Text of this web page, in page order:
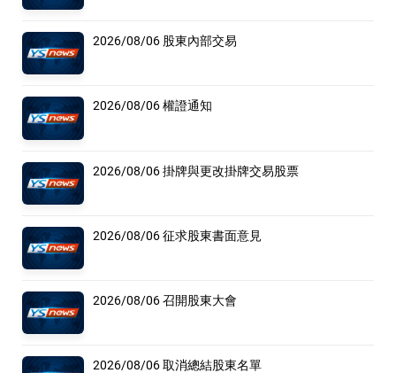
2026/08/06 股東內部交易
2026/08/06 權證通知
2026/08/06 掛牌與更改掛牌交易股票
2026/08/06 征求股東書面意見
2026/08/06 召開股東大會
2026/08/06 取消總結股東名單